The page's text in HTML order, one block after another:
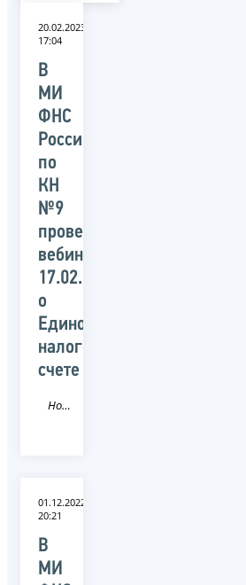
20.02.2023
17:04
В
МИ
ФНС
России
по
КН
№9
провели
вебинар
17.02.2023
о
Едином
налоговом
счете
Новость
01.12.2022
20:21
В
МИ